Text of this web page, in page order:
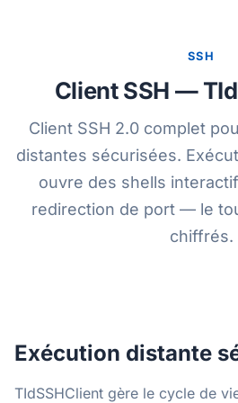
SSH
Client SSH —
Client SSH 2.0 complet
distantes sécurisées.
ouvre des shells
redirection de port — le
chiffrés.
Exécution distante
TIdSSHClient gère le cycle de